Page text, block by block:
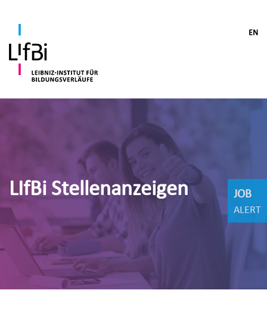
EN
LIfBi Stellenanzeigen JOB
ALERT